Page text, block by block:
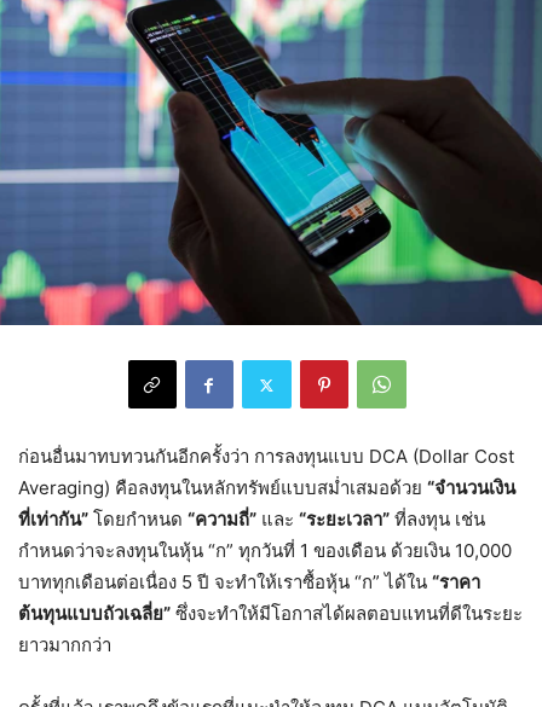
ก่อนอื่นมาทบทวนกันอีกครั้งว่า การลงทุนแบบ DCA (Dollar Cost
Averaging) คือลงทุนในหลักทรัพย์แบบสม่ำเสมอด้วย “จำนวนเงิน
ที่เท่ากัน” โดยกำหนด “ความถี่” และ “ระยะเวลา” ที่ลงทุน เช่น
กำหนดว่าจะลงทุนในหุ้น “ก” ทุกวันที่ 1 ของเดือน ด้วยเงิน 10,000
บาททุกเดือนต่อเนื่อง 5 ปี จะทำให้เราซื้อหุ้น “ก” ได้ใน “ราคา
ต้นทุนแบบถัวเฉลี่ย” ซึ่งจะทำให้มีโอกาสได้ผลตอบแทนที่ดีในระยะ
ยาวมากกว่า